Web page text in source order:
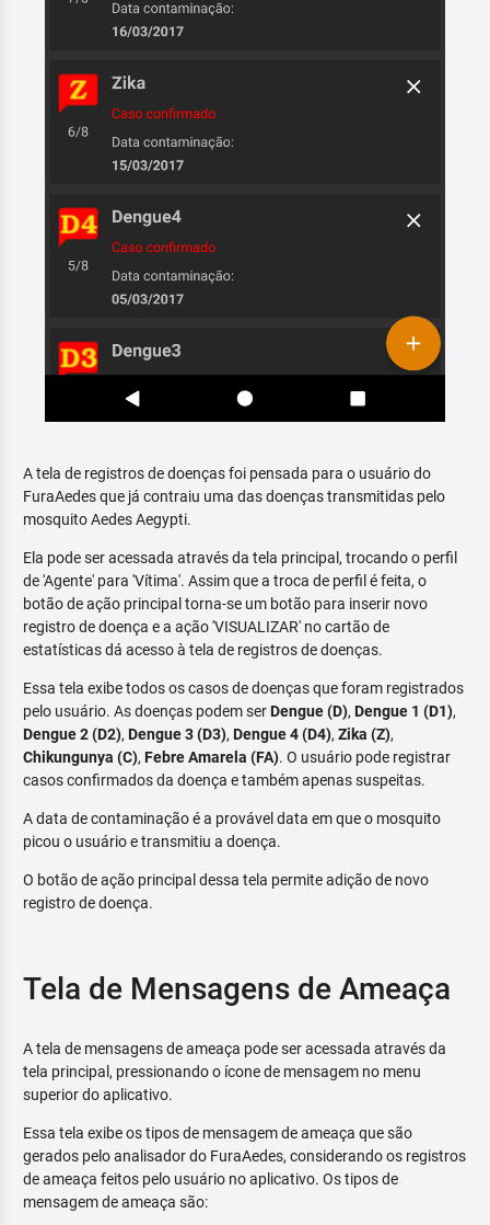
A tela de registros de doenças foi pensada para o usuário do
FuraAedes que já contraiu uma das doenças transmitidas pelo
mosquito Aedes Aegypti.
Ela pode ser acessada através da tela principal, trocando o perfil
de 'Agente' para 'Vítima'. Assim que a troca de perfil é feita, o
botão de ação principal torna-se um botão para inserir novo
registro de doença e a ação 'VISUALIZAR' no cartão de
estatísticas dá acesso à tela de registros de doenças.
Essa tela exibe todos os casos de doenças que foram registrados
pelo usuário. As doenças podem serDengue (D), Dengue 1 (D1),
Dengue 2 (D2), Dengue 3 (D3), Dengue 4 (D4), Zika (Z),
Chikungunya (C), Febre Amarela (FA). O usuário pode registrar
casos confirmados da doença e também apenas suspeitas.
A data de contaminação é a provável data em que o mosquito
picou o usuário e transmitiu a doença.
O botão de ação principal dessa tela permite adição de novo
registro de doença.
Tela de Mensagens de Ameaça
A tela de mensagens de ameaça pode ser acessada através da
tela principal, pressionando o ícone de mensagem no menu
superior do aplicativo.
Essa tela exibe os tipos de mensagem de ameaça que são
gerados pelo analisador do FuraAedes, considerando os registros
de ameaça feitos pelo usuário no aplicativo. Os tipos de
mensagem de ameaça são: